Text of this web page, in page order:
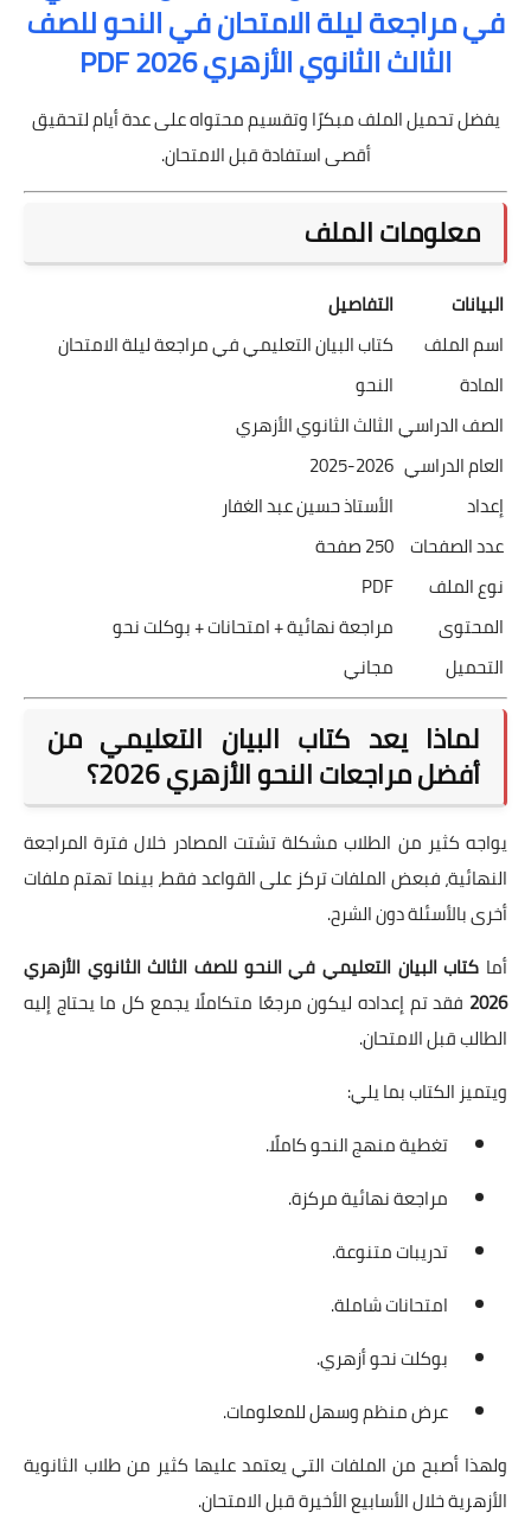
في مراجعة ليلة الامتحان في النحو للصف
الثالث الثانوي الأزهري 2026 PDF
يفضل تحميل الملف مبكرًا وتقسيم محتواه على عدة أيام لتحقيق
أقصى استفادة قبل الامتحان.
معلومات الملف
البيانات
التفاصيل
اسم الملف
كتاب البيان التعليمي في مراجعة ليلة الامتحان
المادة
النحو
الصف الدراسيالثالث الثانوي الأزهري
العام الدراسي 2025-2026
إعداد
الأستاذ حسين عبد الغفار
عدد الصفحات 250 صفحة
نوع الملف
PDF
المحتوى
مراجعة نهائية + امتحانات + بوكلت نحو
التحميل
مجاني
لماذا يعد كتاب البيان التعليمي من
أفضل مراجعات النحو الأزهري 2026؟
يواجه كثير من الطلاب مشكلة تشتت المصادر خلال فترة المراجعة
النهائية، فبعض الملفات تركز على القواعد فقط، بينما تهتم ملفات
أخرى بالأسئلة دون الشرح.
أما كتاب البيان التعليمي في النحو للصف الثالث الثانوي الأزهري
2026 فقد تم إعداده ليكون مرجعًا متكاملًا يجمع كل ما يحتاج إليه
الطالب قبل الامتحان.
ويتميز الكتاب بما يلي:
تغطية منهج النحو كاملًا.
مراجعة نهائية مركزة.
تدريبات متنوعة.
امتحانات شاملة.
بوكلت نحو أزهري.
عرض منظم وسهل للمعلومات.
ولهذا أصبح من الملفات التي يعتمد عليها كثير من طلاب الثانوية
الأزهرية خلال الأسابيع الأخيرة قبل الامتحان.